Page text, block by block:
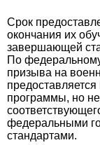
Срок
окончания их
завершающей
По федеральному
призыва на
программы, но
федеральными
стандартами.